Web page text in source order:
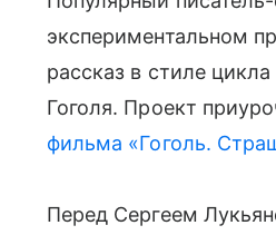
экспериментальном
рассказ в стиле
Гоголя. Проект
фильма «Гоголь.
Перед Сергеем